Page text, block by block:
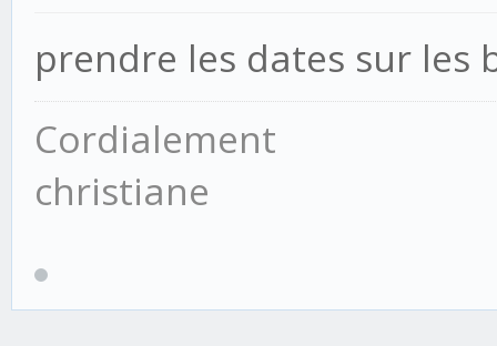
prendre les dates sur les
Cordialement
christiane